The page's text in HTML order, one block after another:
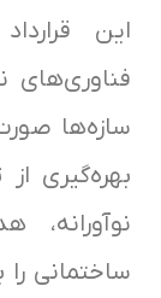
این
فناوری‌های
سازه‌ها
بهره‌گیری
ساختمانی